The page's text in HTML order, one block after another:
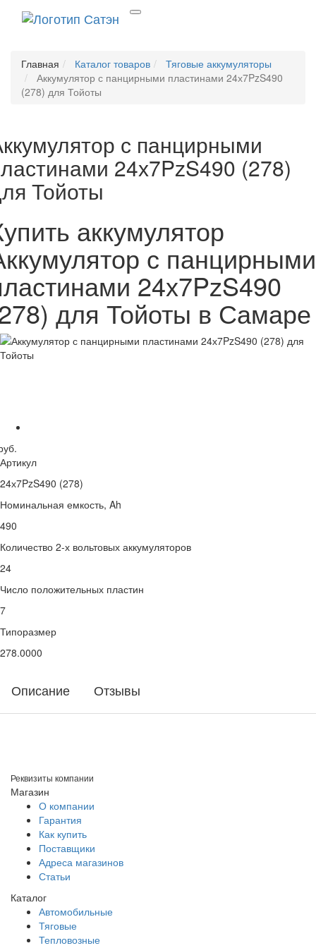
Главная Каталог товаров
Тяговые аккумуляторы
Аккумулятор с панцирными пластинами 24х7PzS490
(278) для Тойоты
с панцирными
24х7PzS490 (278)
Тойоты
аккумулятор
с панцирными
24х7PzS490
для Тойоты в Самаре
Артикул
24х7PzS490 (278)
Номинальная емкость, Ah
490
Количество 2-х вольтовых аккумуляторов
24
Число положительных пластин
7
Типоразмер
278.0000
Описание Отзывы
Реквизиты компании
Магазин
О компании
Гарантия
Как купить
Поставщики
Адреса магазинов
Статьи
Каталог
Автомобильные
Тяговые
Тепловозные